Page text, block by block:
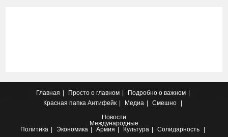
Главная Просто о главном
Подробно о важном
Красная папка Антифейк Медиа
Смешно
Новости
Международные
Политика
Экономика Армия Культура Солидарность